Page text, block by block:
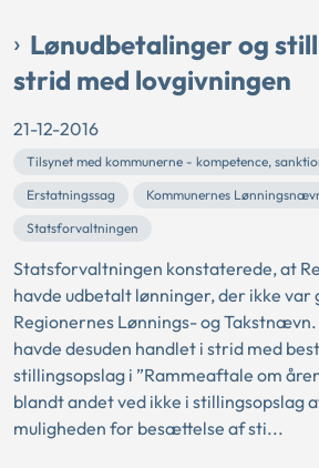
Lønudbetalinger og
strid med lovgivningen
21-12-2016
Tilsynet med kommunerne - kompetence,
Erstatningssag
Kommunernes
Statsforvaltningen
Statsforvaltningen konstaterede, at
havde udbetalt lønninger, der ikke var
Regionernes Lønnings- og
havde desuden handlet i strid med
stillingsopslag i ”Rammeaftale om
blandt andet ved ikke i stillingsopslag
muligheden for besættelse af sti...